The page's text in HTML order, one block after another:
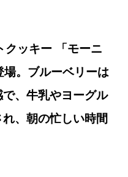
ッキー 「モーニ
場。ブルーベリーは
、牛乳やヨーグル
、朝の忙しい時間